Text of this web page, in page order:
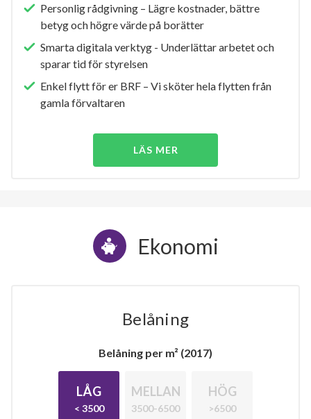
Personlig rådgivning – Lägre kostnader, bättre
betyg och högre värde på borätter
Smarta digitala verktyg - Underlättar arbetet och
sparar tid för styrelsen
Enkel flytt för er BRF – Vi sköter hela flytten från
gamla förvaltaren
LÄS MER
Ekonomi
Belåning
Belåning per m² (2017)
LÅG
< 3500
MELLAN
3500-6500
HÖG
>6500